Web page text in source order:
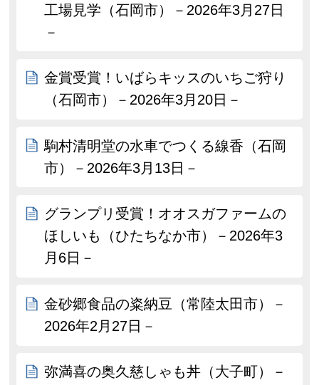
工場見学（石岡市）－2026年3月27日
－
金賞受賞！いばらキッスのいちご狩り
（石岡市）－2026年3月20日－
駒村清明堂の水車でつくる線香（石岡
市）－2026年3月13日－
グランプリ受賞！オオスガファームの
ほしいも（ひたちなか市）－2026年3
月6日－
金砂郷食品の粢納豆（常陸太田市）－
2026年2月27日－
弥満喜の奥久慈しゃも丼（大子町）－